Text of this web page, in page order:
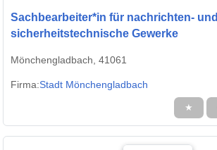
Sachbearbeiter*in für nachrichten- und
sicherheitstechnische Gewerke
Mönchengladbach, 41061
Firma:Stadt Mönchengladbach
★